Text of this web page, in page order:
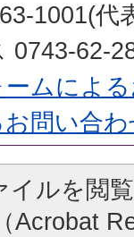
1001(代
0743-62-
ームによ
問い合
イルを閲
Acrobat